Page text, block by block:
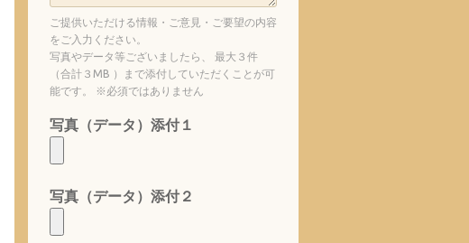
ご提供いただける情報・ご意見・ご要望の内容
をご入力ください。
写真やデータ等ございましたら、 最大３件
（合計３MB ）まで添付していただくことが可
能です。 ※必須ではありません
写真（データ）添付１
写真（データ）添付２